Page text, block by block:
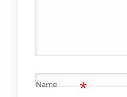
Name *